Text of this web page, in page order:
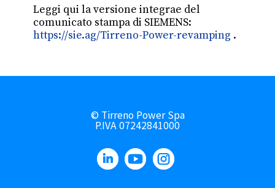
Leggi qui la versione integrae del
comunicato stampa di SIEMENS:
https://sie.ag/Tirreno-Power-revamping .
© Tirreno Power Spa
P.IVA 07242841000